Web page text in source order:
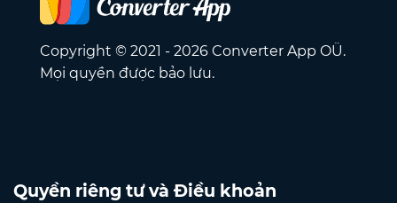
Copyright © 2021 - 2026 Converter App OÜ.
Mọi quyền được bảo lưu.
Quyền riêng tư và Điều khoản